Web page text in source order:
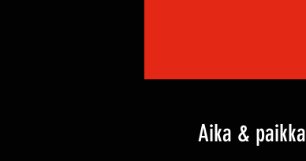
Aika & paikka